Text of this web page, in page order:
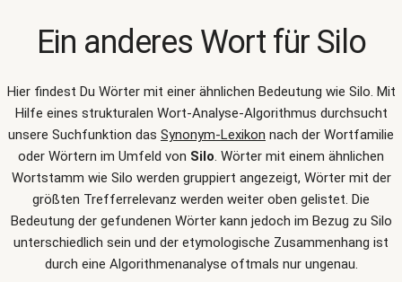
Ein anderes Wort für Silo
Hier findest Du Wörter mit einer ähnlichen Bedeutung wie Silo. Mit
Hilfe eines strukturalen Wort-Analyse-Algorithmus durchsucht
unsere Suchfunktion das Synonym-Lexikon nach der Wortfamilie
oder Wörtern im Umfeld von Silo. Wörter mit einem ähnlichen
Wortstamm wie Silo werden gruppiert angezeigt, Wörter mit der
größten Trefferrelevanz werden weiter oben gelistet. Die
Bedeutung der gefundenen Wörter kann jedoch im Bezug zu Silo
unterschiedlich sein und der etymologische Zusammenhang ist
durch eine Algorithmenanalyse oftmals nur ungenau.